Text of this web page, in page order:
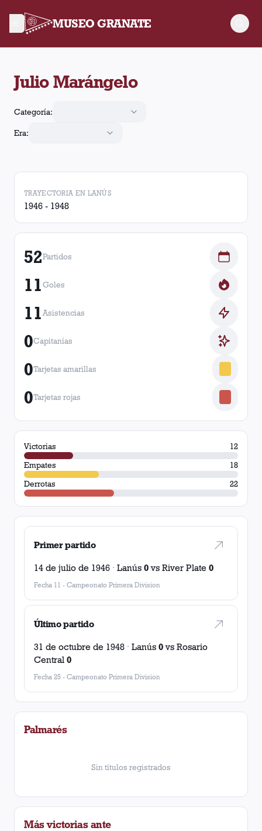
MUSEO GRANATE
Julio Marángelo
Categoría:
Era:
TRAYECTORIA EN LANÚS
1946 - 1948
52Partidos
11Goles
11Asistencias
0Capitanías
0Tarjetas amarillas
0Tarjetas rojas
Victorias
12
Empates
18
Derrotas
22
Primer partido
14 de julio de 1946 · Lanús 0vs River Plate 0
Fecha 11 - Campeonato Primera Division
Último partido
31 de octubre de 1948 · Lanús 0vs Rosario
Central 0
Fecha 25 - Campeonato Primera Division
Palmarés
Sin títulos registrados
Más victorias ante